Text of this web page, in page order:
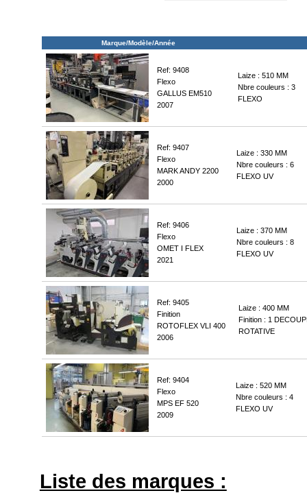
Marque/Modèle/Année
Ref: 9408
Flexo
GALLUS EM510
2007
Laize : 510 MM
Nbre couleurs : 3
FLEXO
Ref: 9407
Flexo
MARK ANDY 2200
2000
Laize : 330 MM
Nbre couleurs : 6
FLEXO UV
Ref: 9406
Flexo
OMET I FLEX
2021
Laize : 370 MM
Nbre couleurs : 8
FLEXO UV
Ref: 9405
Finition
ROTOFLEX VLI 400
2006
Laize : 400 MM
Finition : 1
ROTATIVE
Ref: 9404
Flexo
MPS EF 520
2009
Laize : 520 MM
Nbre couleurs : 4
FLEXO UV
Liste des marques :